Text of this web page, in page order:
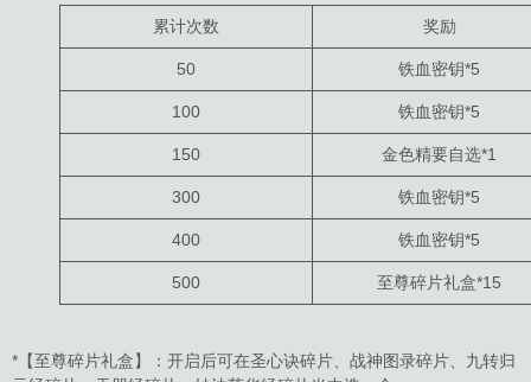
累计次数 奖励
50 铁血密钥*5
100 铁血密钥*5
150 金色精要自选*1
300 铁血密钥*5
400 铁血密钥*5
500 至尊碎片礼盒*15
*【至尊碎片礼盒】：开启后可在圣心诀碎片、战神图录碎片、九转归